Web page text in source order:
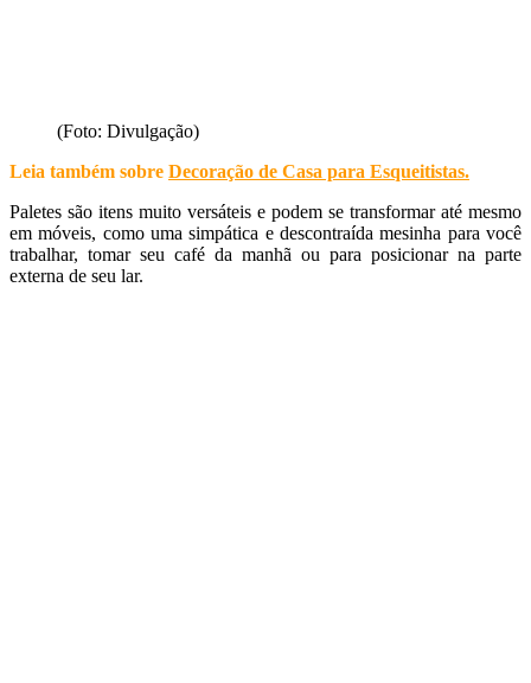
(Foto: Divulgação)
Leia também sobre Decoração de Casa para Esqueitistas.
Paletes são itens muito versáteis e podem se transformar até mesmo
em móveis, como uma simpática e descontraída mesinha para você
trabalhar, tomar seu café da manhã ou para posicionar na parte
externa de seu lar.